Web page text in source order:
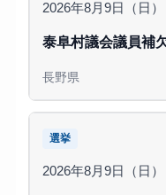
2026年8月9日（日）
泰阜村議会議員補
長野県
選挙
2026年8月9日（日）